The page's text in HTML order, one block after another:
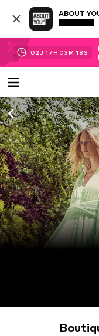
ABOUT
02J 17H 03M 17 S